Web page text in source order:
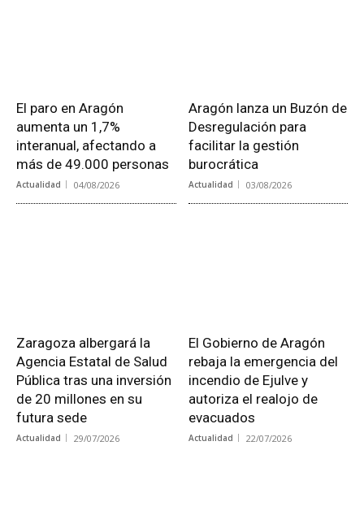
El paro en Aragón
aumenta un 1,7%
interanual, afectando a
más de 49.000 personas
Actualidad 04/08/2026
Aragón lanza un Buzón de
Desregulación para
facilitar la gestión
burocrática
Actualidad 03/08/2026
Zaragoza albergará la
Agencia Estatal de Salud
Pública tras una inversión
de 20 millones en su
futura sede
Actualidad 29/07/2026
El Gobierno de Aragón
rebaja la emergencia del
incendio de Ejulve y
autoriza el realojo de
evacuados
Actualidad 22/07/2026